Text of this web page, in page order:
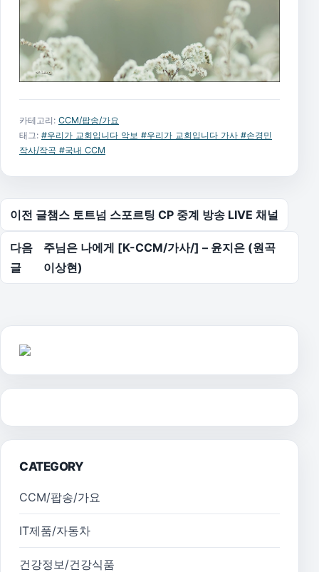
카테고리: CCM/팝송/가요
태그: #우리가 교회입니다 악보 #우리가 교회입니다 가사 #손경민
작사/작곡 #국내 CCM
글 탐색
이전 글챔스 토트넘 스포르팅 CP 중계 방송 LIVE 채널
다음
글
주님은 나에게 [K-CCM/가사/] – 윤지은 (원곡
이상현)
CATEGORY
CCM/팝송/가요
IT제품/자동차
건강정보/건강식품